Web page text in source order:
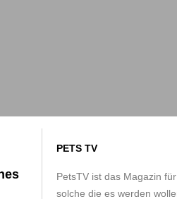
PETS TV
PetsTV ist das Magazin
solche die es werden